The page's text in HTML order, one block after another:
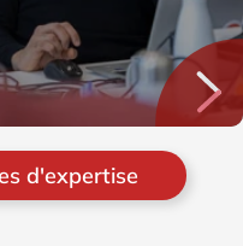
d'expertise